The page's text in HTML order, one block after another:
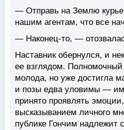
— Отправь на Землю
нашим агентам, что все
— Наконец-то, —
Наставник обернулся, и
ее взглядом. Полномочный
молода, но уже достигла
и позы едва уловимы —
принято проявлять
высказыванием личного
публике Гончим надлежит